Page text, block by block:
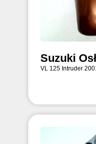
Suzuki
VL 125 Intruder